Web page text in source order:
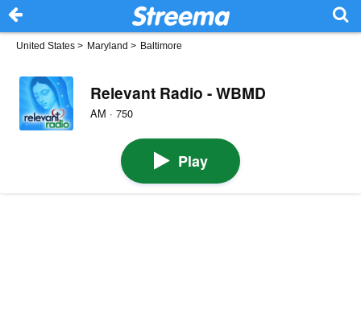
United States > Maryland > Baltimore
Relevant Radio - WBMD
AM · 750
Play